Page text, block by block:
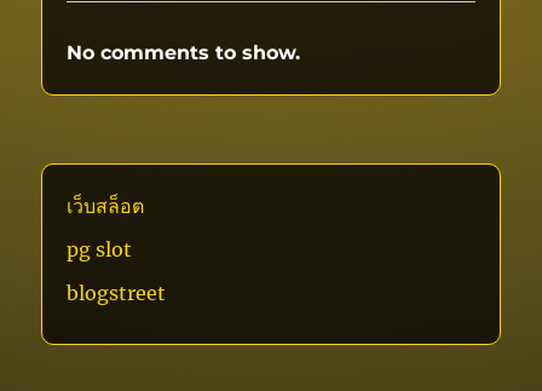
No comments to show.
เว็บสล็อต
pg slot
blogstreet